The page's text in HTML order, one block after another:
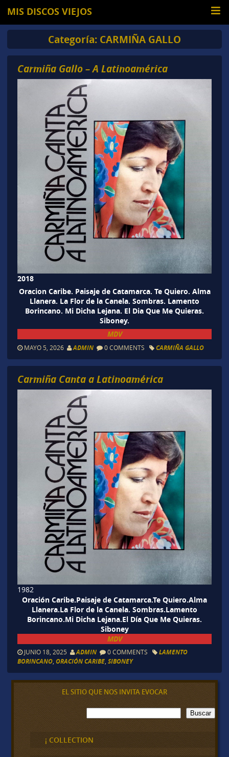
MIS DISCOS VIEJOS
Categoría: CARMIÑA GALLO
Carmiña Gallo – A Latinoamérica
2018
Oracion Caribe. Paisaje de Catamarca. Te Quiero. Alma
Llanera. La Flor de la Canela. Sombras. Lamento
Borincano. Mi Dicha Lejana. El Dia Que Me Quieras.
Siboney.
MDV
MAYO 5, 2026 ADMIN 0 COMMENTS CARMIÑA GALLO
Carmiña Canta a Latinoamérica
1982
Oración Caribe.Paisaje de Catamarca.Te Quiero.Alma
Llanera.La Flor de la Canela. Sombras.Lamento
Borincano.Mi Dicha Lejana.El Día Que Me Quieras.
Siboney
MDV
JUNIO 18, 2025 ADMIN 0 COMMENTS
LAMENTO
BORINCANO, ORACIÓN CARIBE, SIBONEY
EL SITIO QUE NOS INVITA EVOCAR
B
u
c
a
Buscar
¡ COLLECTION